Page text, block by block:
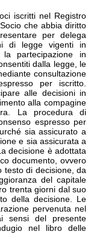
iscritti nel Registro
che abbia diritto
per delega
di legge vigenti in
partecipazione in
dalla legge, le
consultazione
per iscritto.
alle decisioni in
alla compagine
La procedura di
espresso per
sia assicurato a
e sia assicurata a
decisione è adottata
documento, ovvero
testo di decisione, da
del capitale
trenta giorni dal suo
della decisione. Le
pervenuta nel
sensi del presente
nel libro delle